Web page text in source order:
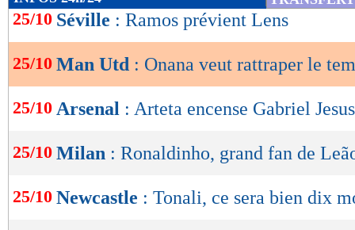
de
OK
25/10 Séville : Ramos prévient Lens
25/10 Man Utd : Onana veut rattraper le
25/10 Arsenal : Arteta encense Gabriel Jesus
25/10 Milan : Ronaldinho, grand fan de
25/10 Newcastle : Tonali, ce sera bien dix